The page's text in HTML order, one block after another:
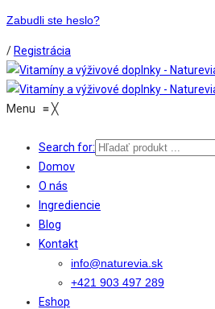
Zabudli ste heslo?
/ Registrácia
Menu ≡╳
Search for:
Domov
O nás
Ingrediencie
Blog
Kontakt
info@naturevia.sk
+421 903 497 289
Eshop